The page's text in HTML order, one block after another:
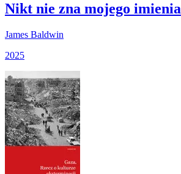
Nikt nie zna mojego imienia
James Baldwin
2025